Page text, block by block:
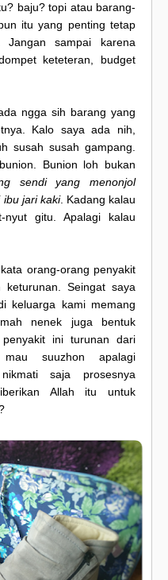
baju? topi atau barang-
itu yang penting tetap
sampai karena
keteteran, budget
ngga sih barang yang
Kalo saya ada nih,
susah susah gampang.
Bunion loh bukan
sendi yang menonjol
ibu jari kaki. Kadang kalau
gitu. Apalagi kalau
orang-orang penyakit
Seingat saya
keluarga kami memang
nenek juga bentuk
ini turunan dari
suuzhon apalagi
saja prosesnya
Allah itu untuk